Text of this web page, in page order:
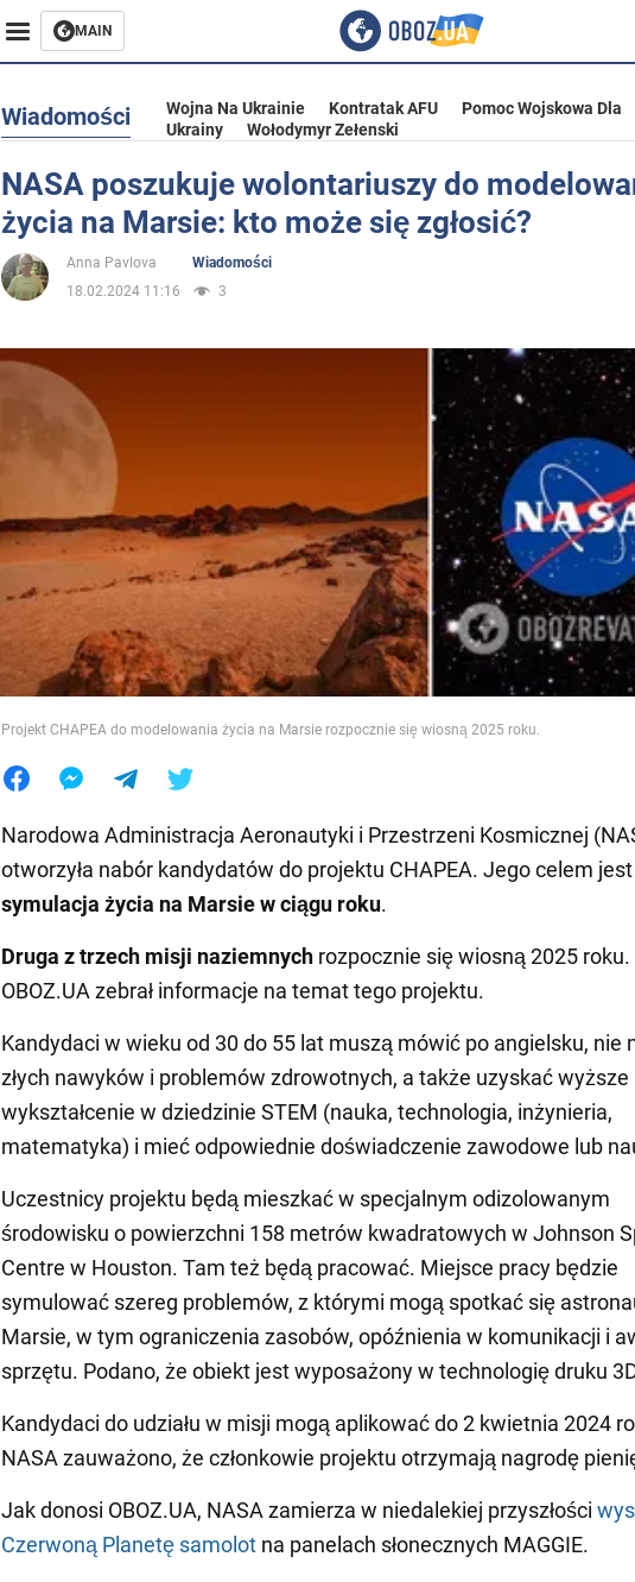
MAIN
Rozrywka
Życie
Społeczeństwo
Wojna na Ukrainie
Wiadomości Wojna Na Ukrainie Kontratak AFU
Pomoc Wojskowa Dla
Ukrainy
Wołodymyr Zełenski
NASA poszukuje wolontariuszy do
życia na Marsie: kto może się zgłosić?
Anna Pavlova
Wiadomości
18.02.2024 11:16
3
Projekt CHAPEA do modelowania życia na Marsie rozpocznie się wiosną 2025 roku.
Narodowa Administracja Aeronautyki i Przestrzeni Kosmicznej
otworzyła nabór kandydatów do projektu CHAPEA. Jego celem jest
symulacja życia na Marsie w ciągu roku.
Druga z trzech misji naziemnych rozpocznie się wiosną 2025 roku.
OBOZ.UA zebrał informacje na temat tego projektu.
Kandydaci w wieku od 30 do 55 lat muszą mówić po angielsku, nie
złych nawyków i problemów zdrowotnych, a także uzyskać wyższe
wykształcenie w dziedzinie STEM (nauka, technologia, inżynieria,
matematyka) i mieć odpowiednie doświadczenie zawodowe lub
Uczestnicy projektu będą mieszkać w specjalnym odizolowanym
środowisku o powierzchni 158 metrów kwadratowych w Johnson
Centre w Houston. Tam też będą pracować. Miejsce pracy będzie
symulować szereg problemów, z którymi mogą spotkać się
Marsie, w tym ograniczenia zasobów, opóźnienia w komunikacji i
sprzętu. Podano, że obiekt jest wyposażony w technologię druku
Kandydaci do udziału w misji mogą aplikować do 2 kwietnia 2024
NASA zauważono, że członkowie projektu otrzymają nagrodę
Jak donosi OBOZ.UA, NASA zamierza w niedalekiej przyszłości
Czerwoną Planetę samolot na panelach słonecznych MAGGIE.